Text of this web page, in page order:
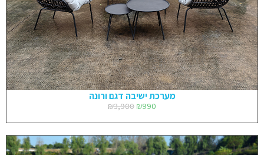
מערכת ישיבה דגם ורונה
₪3,900 ₪990